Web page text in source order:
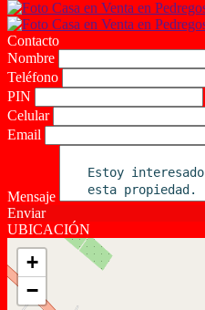
Contacto
Nombre
Teléfono
PIN
Celular
Email
Mensaje
Enviar
UBICACIÓN
+
−